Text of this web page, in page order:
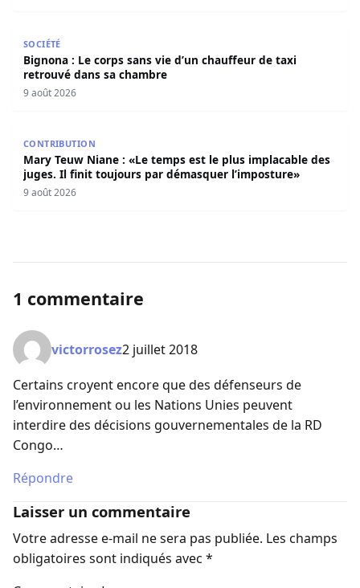
SOCIÉTÉ
Bignona : Le corps sans vie d’un chauffeur de taxi
retrouvé dans sa chambre
9 août 2026
CONTRIBUTION
Mary Teuw Niane : «Le temps est le plus implacable des
juges. Il finit toujours par démasquer l’imposture»
9 août 2026
1 commentaire
victorrosez2 juillet 2018
Certains croyent encore que des défenseurs de
l’environnement ou les Nations Unies peuvent
interdire des décisions gouvernementales de la RD
Congo…
Répondre
Laisser un commentaire
Votre adresse e-mail ne sera pas publiée. Les champs
obligatoires sont indiqués avec *